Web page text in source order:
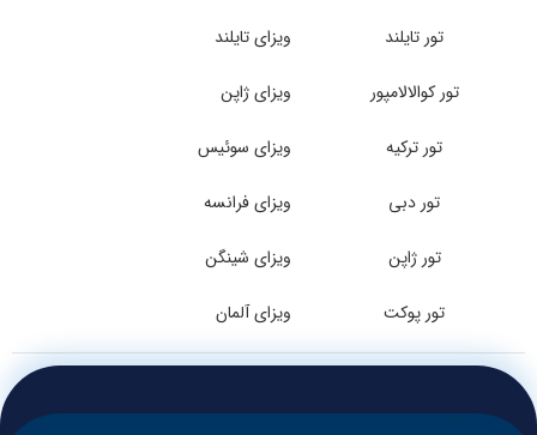
تور تایلند
تور کوالالامپور
تور ترکیه
تور دبی
تور ژاپن
تور پوکت
ویزای تایلند
ویزای ژاپن
ویزای سوئیس
ویزای فرانسه
ویزای شینگن
ویزای آلمان